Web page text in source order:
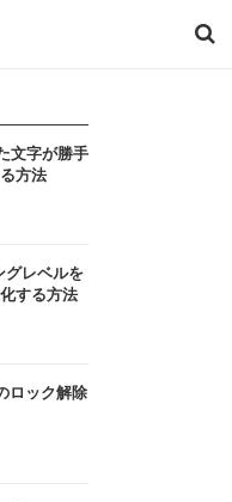
文字が勝手
方法
グレベルを
する方法
ロック解除